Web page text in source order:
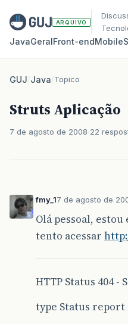
ARQUIVO
JavaGeralFront‑endMobile
GUJ/Java/Topico
Struts Aplicação
7 de agosto de 2008 22
fmy_17 de agosto de
Olá pessoal,
tento acessar
HTTP Status 404
type Status report